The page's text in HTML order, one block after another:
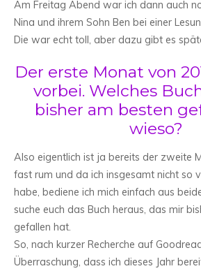
Am Freitag Abend war ich dann auch
Nina und ihrem Sohn Ben bei einer
Die war echt toll, aber dazu gibt es
Der erste Monat von
vorbei. Welches
bisher am besten
wieso?
Also eigentlich ist ja bereits der zweite
fast rum und da ich insgesamt nicht so
habe, bediene ich mich einfach aus
suche euch das Buch heraus, das mir
gefallen hat.
So, nach kurzer Recherche auf
Überraschung, dass ich dieses Jahr